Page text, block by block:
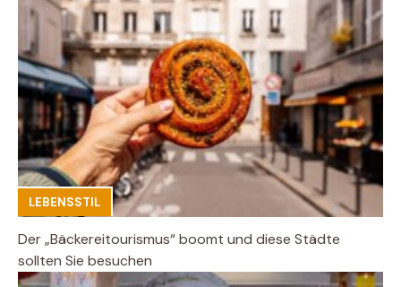
LEBENSSTIL
Der „Bäckereitourismus“ boomt und diese Städte
sollten Sie besuchen